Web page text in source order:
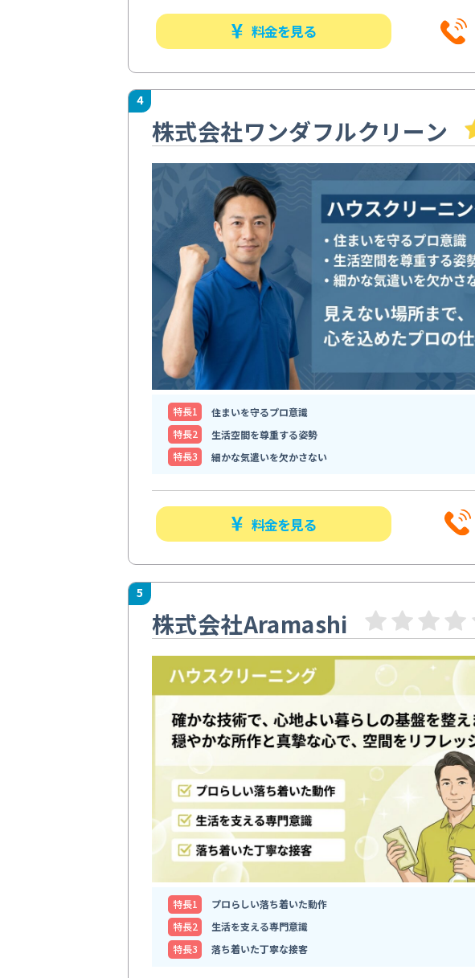
料金を見る
4
株式会社ワンダフルクリーン
特⻑1
住まいを守るプロ意識
特⻑2
生活空間を尊重する姿勢
特⻑3
細かな気遣いを欠かさない
料金を見る
5
株式会社Aramashi
特⻑1
プロらしい落ち着いた動作
特⻑2
生活を支える専門意識
特⻑3
落ち着いた丁寧な接客